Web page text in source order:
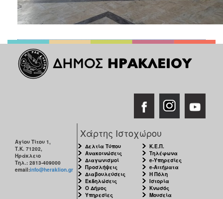
Αγίου Τίτου 1,
Τ.Κ. 71202,
Ηράκλειο
Τηλ.: 2813-409000
email:info@heraklion.gr
Χάρτης Ιστοχώρου
Δελτία Τύπου
Ανακοινώσεις
Διαγωνισμοί
Προσλήψεις
Διαβουλεύσεις
Εκδηλώσεις
Ο Δήμος
Υπηρεσίες
Κ.Ε.Π.
Τηλέφωνα
e-Υπηρεσίες
e-Αιτήματα
Η Πόλη
Ιστορία
Κνωσός
Μουσεία